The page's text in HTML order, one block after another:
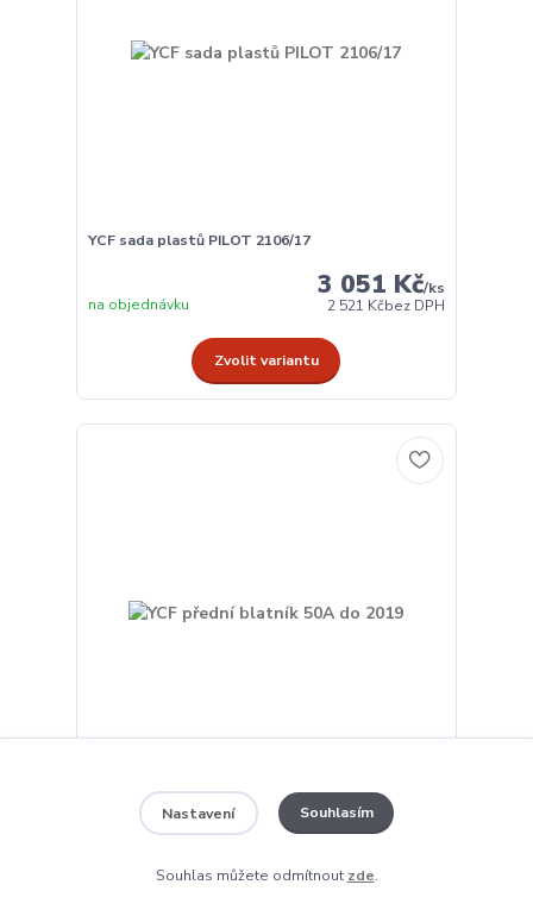
YCF sada plastů PILOT 2106/17
3 051 Kč/ks
2 521 Kčbez DPH
na objednávku
Zvolit variantu
YCF přední blatník 50A do 2019
405 Kč
Nastavení Souhlasím
Souhlas můžete odmítnout zde.